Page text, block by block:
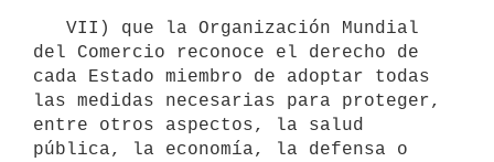
del Comercio reconoce el derecho de
cada Estado miembro de adoptar todas
las medidas necesarias para proteger,
entre otros aspectos, la salud
pública, la economía, la defensa o